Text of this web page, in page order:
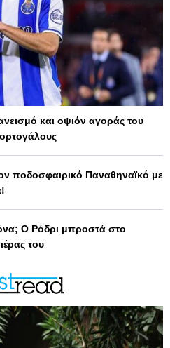
και οψιόν αγοράς του
ποδοσφαιρικό Παναθηναϊκό με
Ο Ρόδρι μπροστά στο
του